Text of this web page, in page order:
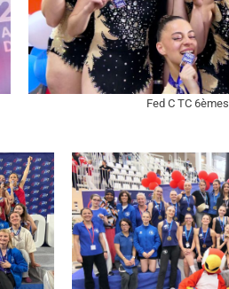
Fed C TC 6èmes